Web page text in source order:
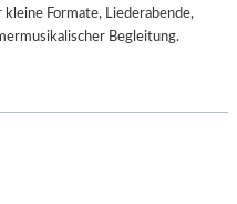
Formate, Liederabende,
Begleitung.